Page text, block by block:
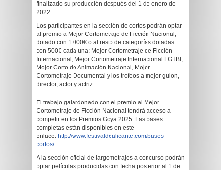
finalizado su producción después del 1 de enero de
2022.
Los participantes en la sección de cortos podrán optar
al premio a Mejor Cortometraje de Ficción Nacional,
dotado con 1.000€ o al resto de categorías dotadas
con 500€ cada una: Mejor Cortometraje de Ficción
Internacional, Mejor Cortometraje Internacional LGTBI,
Mejor Corto de Animación Nacional, Mejor
Cortometraje Documental y los trofeos a mejor guion,
director, actor y actriz.
El trabajo galardonado con el premio al Mejor
Cortometraje de Ficción Nacional tendrá acceso a
competir en los Premios Goya 2025. Las bases
completas están disponibles en este
enlace: http://www.festivaldealicante.com/bases-
cortos/.
A la sección oficial de largometrajes a concurso podrán
optar películas producidas con fecha posterior al 1 de